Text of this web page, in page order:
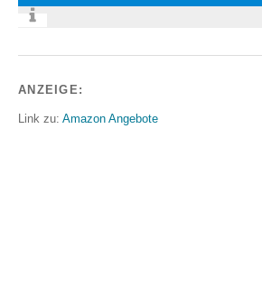
ANZEIGE:
Link zu: Amazon Angebote